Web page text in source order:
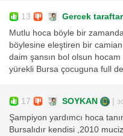
13 Gercek taraftar
Mutlu hoca böyle bir
böylesine eleştiren bir
daim şansın bol olsun
yürekli Bursa çocuguna full
17 SOYKAN
Şampiyon yardımcı hoca
Bursalıdır kendisi ,2010